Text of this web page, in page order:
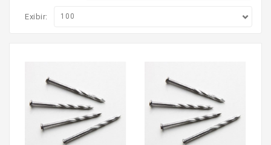
FERRAGENS
TINTAS
VERNIZES
Exibir: